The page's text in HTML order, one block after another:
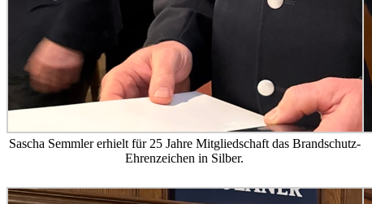
Sascha Semmler erhielt für 25 Jahre Mitgliedschaft das Brandschutz-
Ehrenzeichen in Silber.